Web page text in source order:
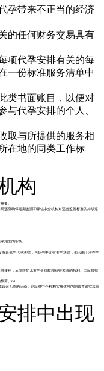
孕带来不正当的经济
的任何财务交易具有
项代孕安排有关的每
一份标准服务清单中
类书面账目，以便对
与代孕安排的个人、
取与所提供的服务相
在地的同类工作标
构
要。
还应确保定期监测和评估中介机构对适当监管标准的持续遵
相关的业务。
具体的代孕法律，包括与中介有关的法律，那么由于潜在的
便利，从而维护儿童的身份权和获得来源的权利。63应根据
劳。64
运儿童的活动，则应对中介机构实施适当的制裁并追究其责
排中出现